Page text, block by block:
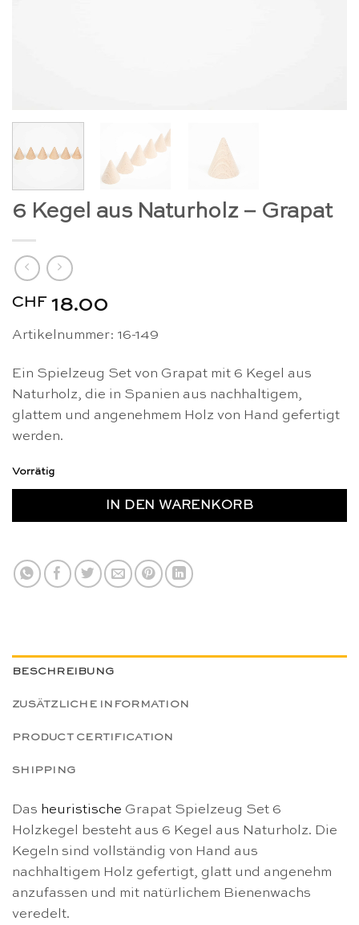
6 Kegel aus Naturholz – Grapat
CHF 18.00
Artikelnummer: 16-149
Ein Spielzeug Set von Grapat mit 6 Kegel aus
Naturholz, die in Spanien aus nachhaltigem,
glattem und angenehmem Holz von Hand gefertigt
werden.
Vorrätig
IN DEN WARENKORB
BESCHREIBUNG
ZUSÄTZLICHE INFORMATION
PRODUCT CERTIFICATION
SHIPPING
Das heuristische Grapat Spielzeug Set 6
Holzkegel besteht aus 6 Kegel aus Naturholz. Die
Kegeln sind vollständig von Hand aus
nachhaltigem Holz gefertigt, glatt und angenehm
anzufassen und mit natürlichem Bienenwachs
veredelt.